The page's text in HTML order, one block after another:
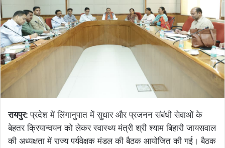
रायपुर:प्रदेश में लिंगानुपात में सुधार और प्रजनन संबंधी सेवाओं के
बेहतर क्रियान्वयन को लेकर स्वास्थ्य मंत्री श्री श्याम बिहारी जायसवाल
की अध्यक्षता में राज्य पर्यवेक्षक मंडल की बैठक आयोजित की गई। बैठक